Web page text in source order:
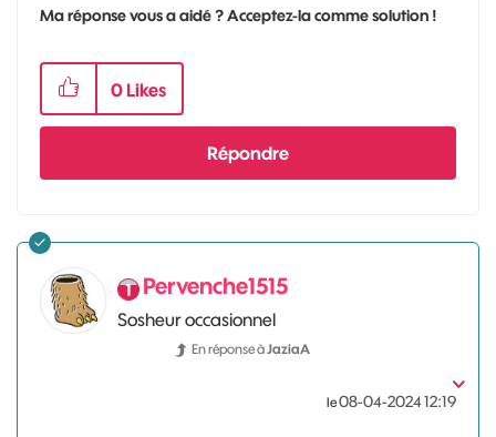
Ma réponse vous a aidé ? Acceptez-la comme solution !
0 Likes
Répondre
Pervenche1515
Sosheur occasionnel
En réponse àJaziaA
le‎08-04-202412:19